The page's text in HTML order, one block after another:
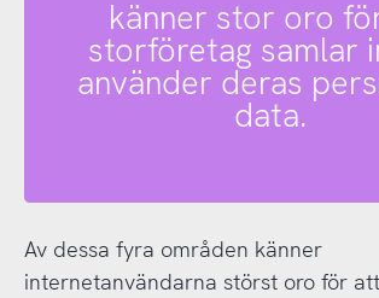
känner stor oro
storföretag samlar
använder deras
data.
Av dessa fyra områden känner
internetanvändarna störst oro för